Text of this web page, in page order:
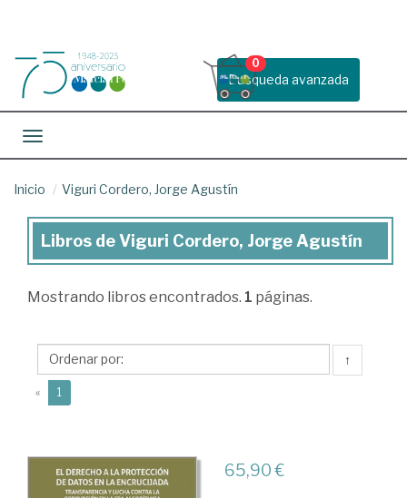
Busqueda avanzada
0
Toggle navigation
Inicio Viguri Cordero, Jorge Agustín
Libros
Viguri
Jorge
Agustín
Libros de Viguri Cordero, Jorge Agustín
Mostrando libros encontrados. 1 páginas.
↑
« 1
65,90 €